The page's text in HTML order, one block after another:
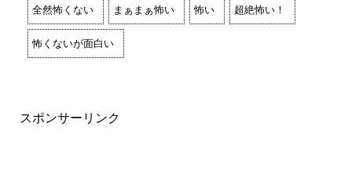
全然怖くない まぁまぁ怖い 怖い 超絶怖い！
怖くないが面白い
スポンサーリンク